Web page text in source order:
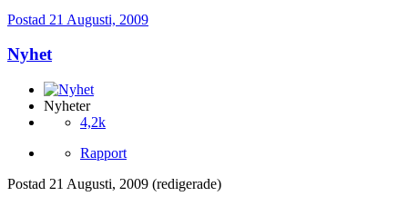
Postad 21 Augusti, 2009
Nyhet
Nyheter
4,2k
Rapport
Postad 21 Augusti, 2009 (redigerade)